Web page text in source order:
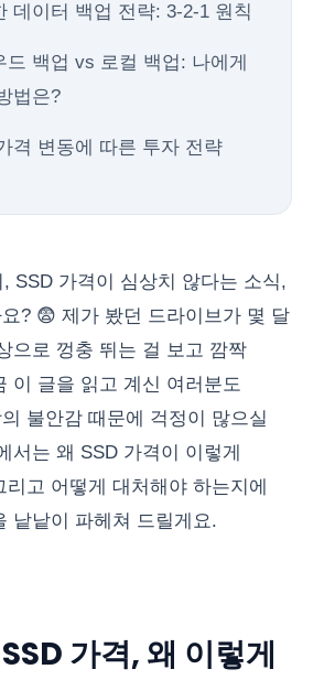
데이터 백업 전략: 3-2-1 원칙
드 백업 vs 로컬 백업: 나에게
법은?
격 변동에 따른 투자 전략
SSD 가격이 심상치 않다는 소식,
? 😨 제가 봤던 드라이브가 몇 달
으로 껑충 뛰는 걸 보고 깜짝
이 글을 읽고 계신 여러분도
불안감 때문에 걱정이 많으실
서는 왜 SSD 가격이 이렇게
리고 어떻게 대처해야 하는지에
낱낱이 파헤쳐 드릴게요.
가격, 왜 이렇게